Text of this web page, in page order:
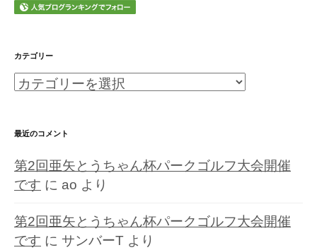
カテゴリー
カ
ゴ
ー
最近のコメント
第2回亜矢とうちゃん杯パークゴルフ大会開催
です に ao より
第2回亜矢とうちゃん杯パークゴルフ大会開催
です に サンバーT より